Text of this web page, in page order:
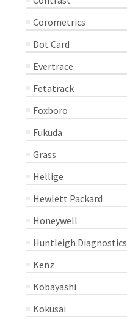
Corometrics
Dot Card
Evertrace
Fetatrack
Foxboro
Fukuda
Grass
Hellige
Hewlett Packard
Honeywell
Huntleigh Diagnostics
Kenz
Kobayashi
Kokusai